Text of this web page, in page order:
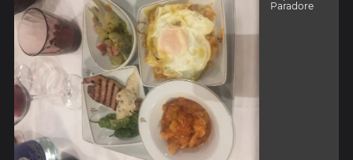
Paradore